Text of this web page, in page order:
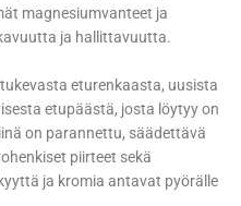
magnesiumvanteet ja
ja hallittavuutta.
eturenkaasta, uusista
etupäästä, josta löytyy on
on parannettu, säädettävä
piirteet sekä
ja kromia antavat pyörälle